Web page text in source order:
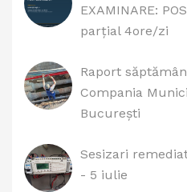
EXAMINARE:
parțial 4ore/zi
Raport
Compania
București
Sesizari
- 5 iulie